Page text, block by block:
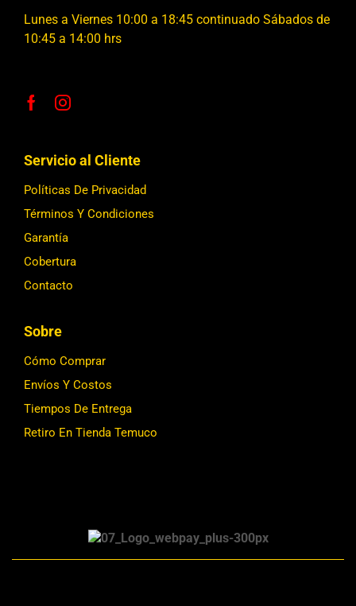
Lunes a Viernes 10:00 a 18:45 continuado Sábados de
10:45 a 14:00 hrs
Servicio al Cliente
Políticas De Privacidad
Términos Y Condiciones
Garantía
Cobertura
Contacto
Sobre
Cómo Comprar
Envíos Y Costos
Tiempos De Entrega
Retiro En Tienda Temuco